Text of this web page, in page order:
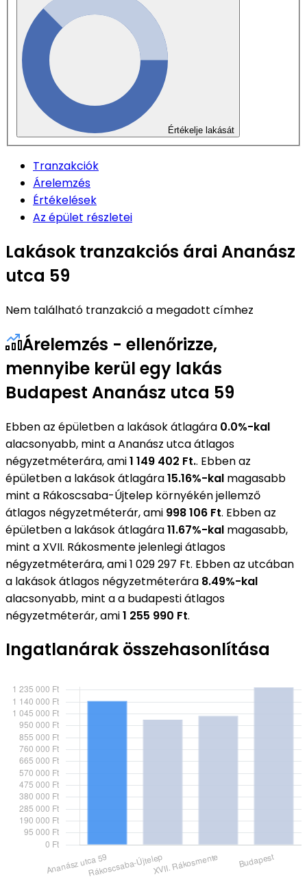
Értékelje lakását
Tranzakciók
Árelemzés
Értékelések
Az épület részletei
Lakások tranzakciós árai Ananász
utca 59
Nem található tranzakció a megadott címhez
Árelemzés - ellenőrizze,
mennyibe kerül egy lakás
Budapest Ananász utca 59
Ebben az épületben a lakások átlagára 0.0%-kal
alacsonyabb, mint a Ananász utca átlagos
négyzetméterára, ami1 149 402 Ft.. Ebben az
épületben a lakások átlagára15.16%-kal magasabb
mint a Rákoscsaba-Újtelep környékén jellemző
átlagos négyzetméterár, ami 998 106 Ft. Ebben az
épületben a lakások átlagára11.67%-kal magasabb,
mint a XVII. Rákosmente jelenlegi átlagos
négyzetméterára, ami 1 029 297 Ft. Ebben az utcában
a lakások átlagos négyzetméterára 8.49%-kal
alacsonyabb, mint a a budapesti átlagos
négyzetméterár, ami1 255 990 Ft.
Ingatlanárak összehasonlítása